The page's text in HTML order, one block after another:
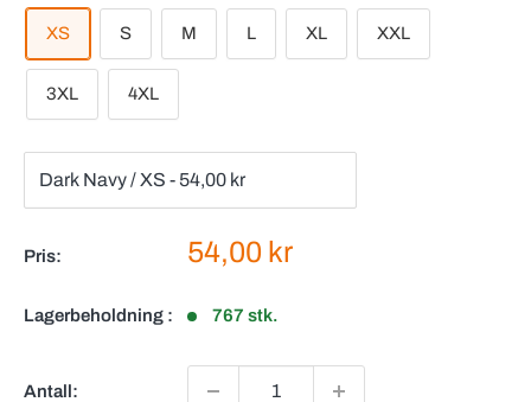
XS S M L XL XXL
3XL 4XL
Pris: Salgspris
54,00 kr
Lagerbeholdning : 767 stk.
Antall: